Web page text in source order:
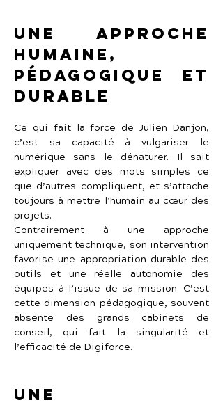
Une approche
humaine,
pédagogique et
durable
Ce qui fait la force de Julien Danjon,
c’est sa capacité à vulgariser le
numérique sans le dénaturer. Il sait
expliquer avec des mots simples ce
que d’autres compliquent, et s’attache
toujours à mettre l’humain au cœur des
projets.
Contrairement à une approche
uniquement technique, son intervention
favorise une appropriation durable des
outils et une réelle autonomie des
équipes à l’issue de sa mission. C’est
cette dimension pédagogique, souvent
absente des grands cabinets de
conseil, qui fait la singularité et
l’efficacité de Digiforce.
Une